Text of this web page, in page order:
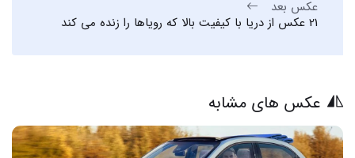
عکس بعد
21 عکس از دریا با کیفیت بالا که رویاها را زنده می کند
عکس های مشابه